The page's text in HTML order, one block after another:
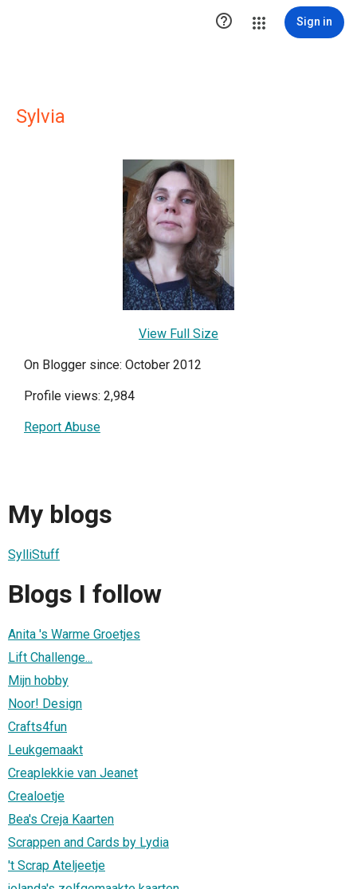
 Sign in
Sylvia
View Full Size
On Blogger since: October 2012
Profile views: 2,984
Report Abuse
My blogs
SylliStuff
Blogs I follow
Anita 's Warme Groetjes
Lift Challenge...
Mijn hobby
Noor! Design
Crafts4fun
Leukgemaakt
Creaplekkie van Jeanet
Crealoetje
Bea's Creja Kaarten
Scrappen and Cards by Lydia
't Scrap Ateljeetje